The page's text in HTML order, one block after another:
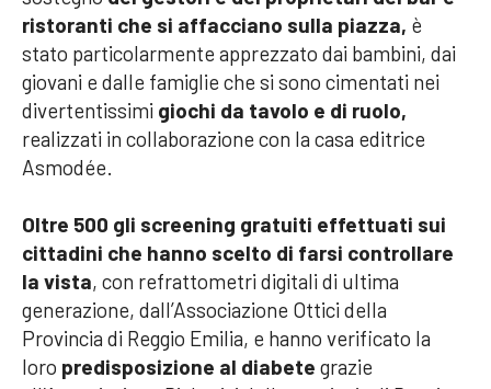
ristoranti che si affacciano sulla piazza, è
stato particolarmente apprezzato dai bambini, dai
giovani e dalle famiglie che si sono cimentati nei
divertentissimi giochi da tavolo e di ruolo,
realizzati in collaborazione con la casa editrice
Asmodée.
Oltre 500 gli screening gratuiti effettuati sui
cittadini che hanno scelto di farsi controllare
la vista, con refrattometri digitali di ultima
generazione, dall’Associazione Ottici della
Provincia di Reggio Emilia, e hanno verificato la
loro predisposizione al diabete grazie